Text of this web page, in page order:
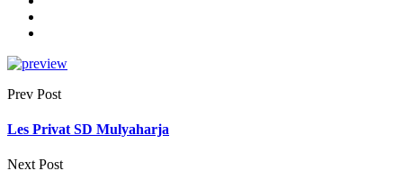
Prev Post
Les Privat SD Mulyaharja
Next Post